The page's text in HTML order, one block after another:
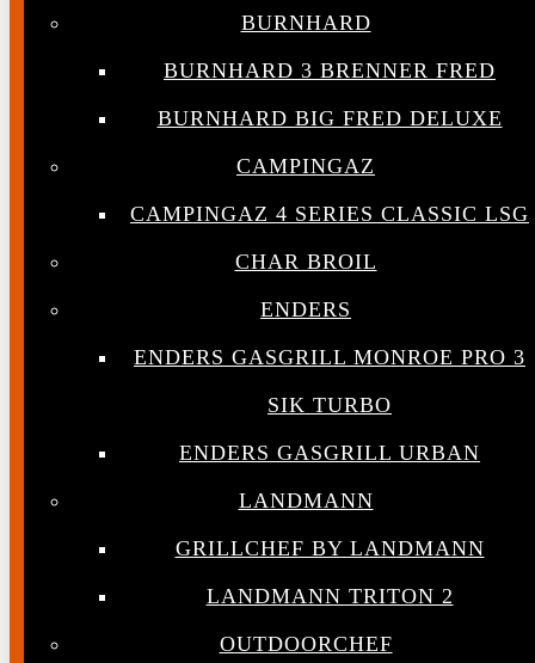
BURNHARD
BURNHARD 3 BRENNER FRED
BURNHARD BIG FRED DELUXE
CAMPINGAZ
CAMPINGAZ 4 SERIES CLASSIC LSG
CHAR BROIL
ENDERS
ENDERS GASGRILL MONROE PRO 3
SIK TURBO
ENDERS GASGRILL URBAN
LANDMANN
GRILLCHEF BY LANDMANN
LANDMANN TRITON 2
OUTDOORCHEF